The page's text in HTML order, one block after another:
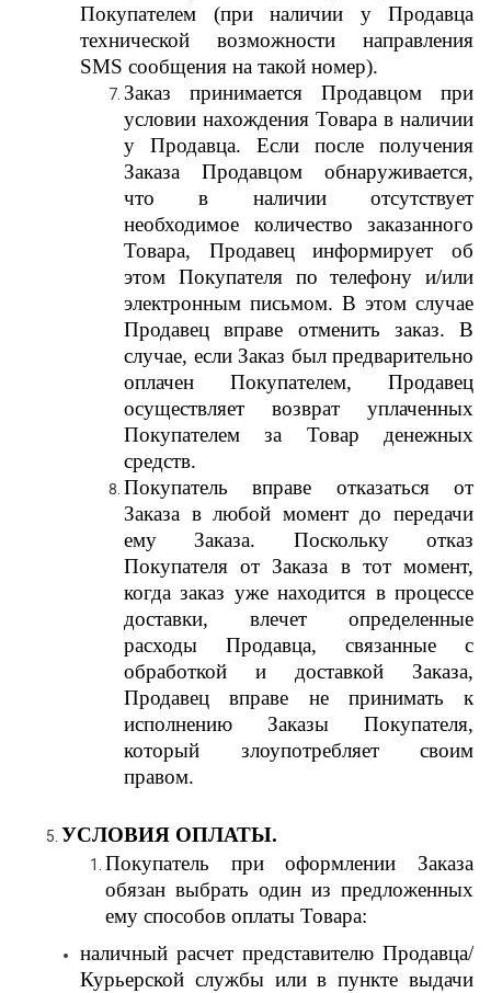
Покупателем (при наличии у Продавца
технической возможности направления
SMS сообщения на такой номер).
Заказ принимается Продавцом при
условии нахождения Товара в наличии
у Продавца. Если после получения
Заказа Продавцом обнаруживается,
что в наличии отсутствует
необходимое количество заказанного
Товара, Продавец информирует об
этом Покупателя по телефону и/или
электронным письмом. В этом случае
Продавец вправе отменить заказ. В
случае, если Заказ был предварительно
оплачен Покупателем, Продавец
осуществляет возврат уплаченных
Покупателем за Товар денежных
средств.
Покупатель вправе отказаться от
Заказа в любой момент до передачи
ему Заказа. Поскольку отказ
Покупателя от Заказа в тот момент,
когда заказ уже находится в процессе
доставки, влечет определенные
расходы Продавца, связанные с
обработкой и доставкой Заказа,
Продавец вправе не принимать к
исполнению Заказы Покупателя,
который злоупотребляет своим
правом.
УСЛОВИЯ ОПЛАТЫ.
Покупатель при оформлении Заказа
обязан выбрать один из предложенных
ему способов оплаты Товара:
наличный расчет представителю Продавца/
Курьерской службы или в пункте выдачи